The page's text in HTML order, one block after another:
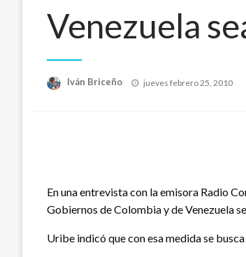
Venezuela
Iván Briceño
Publicado
jueves febrero 25, 2010
En una entrevista con la emisora Radio
Gobiernos de Colombia y de Venezuela
Uribe indicó que con esa medida se